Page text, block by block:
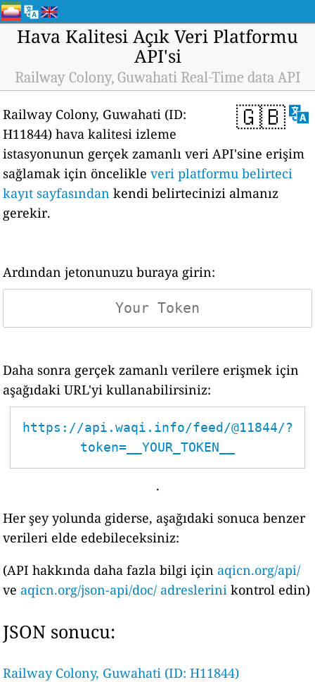
Hava Kalitesi Açık Veri Platformu
API'si
Railway Colony, Guwahati Real-Time data API
🇬🇧
Railway Colony, Guwahati (ID:
H11844) hava kalitesi izleme
istasyonunun gerçek zamanlı veri API'sine erişim
sağlamak için öncelikleveri platformu belirteci
kayıt sayfasından kendi belirtecinizi almanız
gerekir.
Ardından jetonunuzu buraya girin:
Daha sonra gerçek zamanlı verilere erişmek için
aşağıdaki URL'yi kullanabilirsiniz:
https://api.waqi.info/feed/@11844/?
token=__YOUR_TOKEN__
.
Her şey yolunda giderse, aşağıdaki sonuca benzer
verileri elde edebileceksiniz:
(API hakkında daha fazla bilgi için aqicn.org/api/
ve aqicn.org/json-api/doc/ adreslerini kontrol edin)
JSON sonucu:
Railway Colony, Guwahati (ID: H11844)